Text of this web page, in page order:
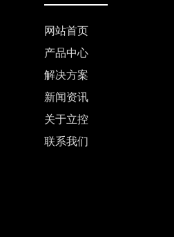
网站首页
产品中心
解决方案
新闻资讯
关于立控
联系我们